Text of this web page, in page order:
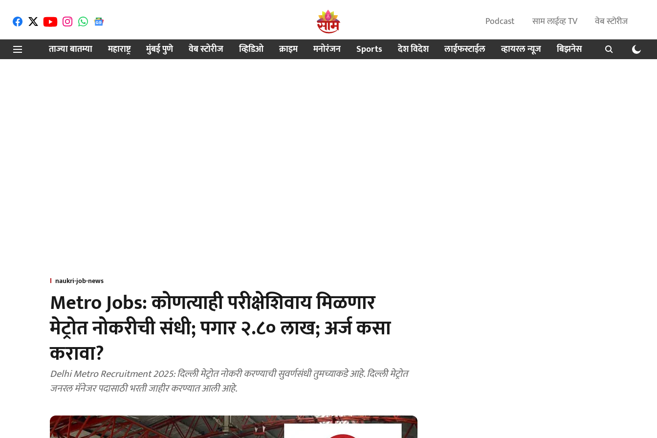
Podcast साम लाईव्ह TV
वेब स्टोरीज
ताज्या बातम्या
महाराष्ट्र मुंबई पुणे वेब स्टोरीज व्हिडिओ क्राइम मनोरंजन Sports देश विदेश लाईफस्टाईल व्हायरल न्यूज बिझनेस
naukri-job-news
Metro Jobs: कोणत्याही परीक्षेशिवाय मिळणार
मेट्रोत नोकरीची संधी; पगार २.८० लाख; अर्ज कसा
करावा?
Delhi Metro Recruitment 2025: दिल्ली मेट्रोत नोकरी करण्याची सुवर्णसंधी तुमच्याकडे आहे. दिल्ली मेट्रोत
जनरल मॅनेजर पदासाठी भरती जाहीर करण्यात आली आहे.